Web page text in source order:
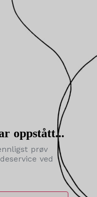
oppstått...
prøv
ved